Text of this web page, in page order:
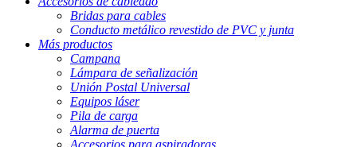
Bridas para cables
Conducto metálico revestido de PVC y junta
Más productos
Campana
Lámpara de señalización
Unión Postal Universal
Equipos láser
Pila de carga
Alarma de puerta